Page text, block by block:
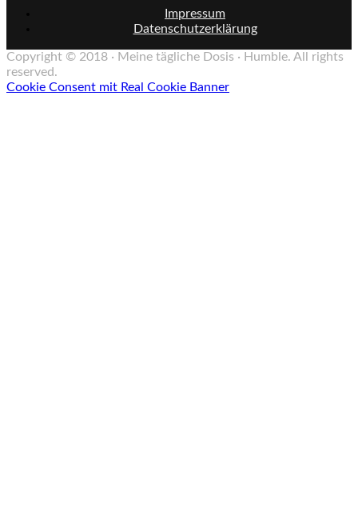
Impressum
Datenschutzerklärung
Copyright © 2018 · Meine tägliche Dosis · Humble. All rights
reserved.
Cookie Consent mit Real Cookie Banner